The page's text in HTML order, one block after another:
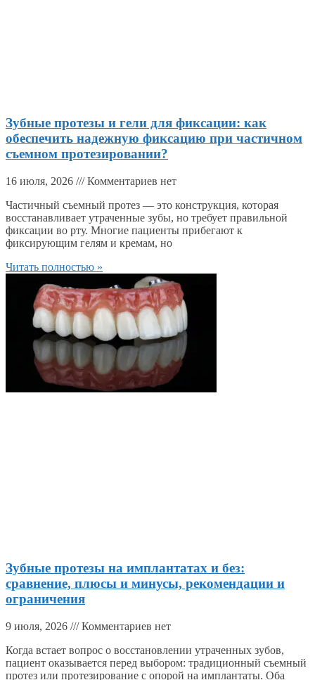
Зубные протезы и гели для фиксации: как
обеспечить надежную фиксацию при частичном
съемном протезировании?
16 июля, 2026
Комментариев нет
Частичный съемный протез — это конструкция, которая
восстанавливает утраченные зубы, но требует правильной
фиксации во рту. Многие пациенты прибегают к
фиксирующим гелям и кремам, но
Читать полностью »
Зубные протезы на имплантатах и без:
сравнение, плюсы и минусы, рекомендации и
ограничения
9 июля, 2026
Комментариев нет
Когда встает вопрос о восстановлении утраченных зубов,
пациент оказывается перед выбором: традиционный съемный
протез или протезирование с опорой на имплантаты. Оба